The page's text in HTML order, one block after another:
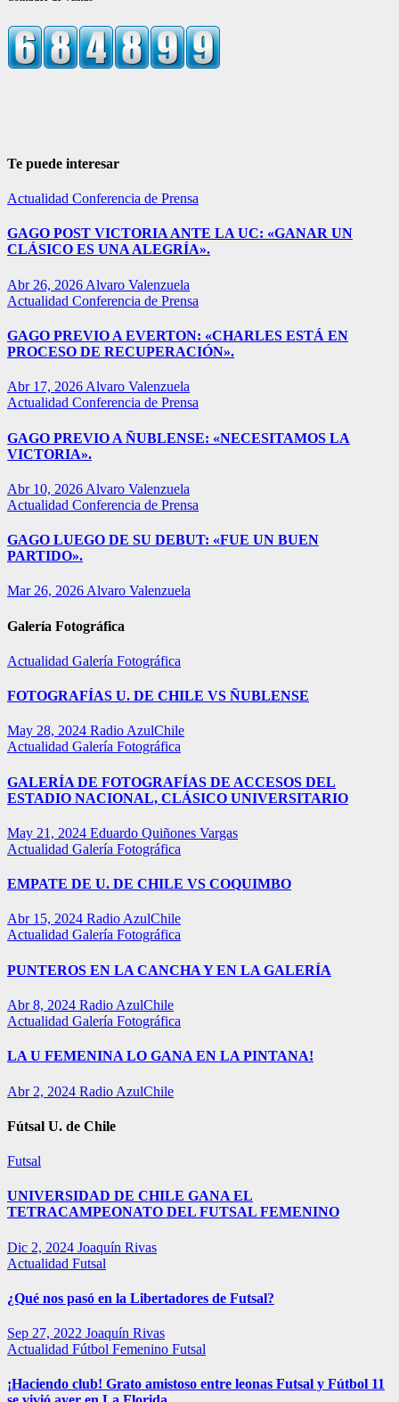
Te puede interesar
Actualidad Conferencia de Prensa
GAGO POST VICTORIA ANTE LA UC: «GANAR UN
CLÁSICO ES UNA ALEGRÍA».
Abr 26, 2026 Alvaro Valenzuela
Actualidad Conferencia de Prensa
GAGO PREVIO A EVERTON: «CHARLES ESTÁ EN
PROCESO DE RECUPERACIÓN».
Abr 17, 2026 Alvaro Valenzuela
Actualidad Conferencia de Prensa
GAGO PREVIO A ÑUBLENSE: «NECESITAMOS LA
VICTORIA».
Abr 10, 2026 Alvaro Valenzuela
Actualidad Conferencia de Prensa
GAGO LUEGO DE SU DEBUT: «FUE UN BUEN
PARTIDO».
Mar 26, 2026 Alvaro Valenzuela
Galería Fotográfica
Actualidad Galería Fotográfica
FOTOGRAFÍAS U. DE CHILE VS ÑUBLENSE
May 28, 2024 Radio AzulChile
Actualidad Galería Fotográfica
GALERÍA DE FOTOGRAFÍAS DE ACCESOS DEL
ESTADIO NACIONAL, CLÁSICO UNIVERSITARIO
May 21, 2024 Eduardo Quiñones Vargas
Actualidad Galería Fotográfica
EMPATE DE U. DE CHILE VS COQUIMBO
Abr 15, 2024 Radio AzulChile
Actualidad Galería Fotográfica
PUNTEROS EN LA CANCHA Y EN LA GALERÍA
Abr 8, 2024 Radio AzulChile
Actualidad Galería Fotográfica
LA U FEMENINA LO GANA EN LA PINTANA!
Abr 2, 2024 Radio AzulChile
Fútsal U. de Chile
Futsal
UNIVERSIDAD DE CHILE GANA EL
TETRACAMPEONATO DEL FUTSAL FEMENINO
Dic 2, 2024 Joaquín Rivas
Actualidad Futsal
¿Qué nos pasó en la Libertadores de Futsal?
Sep 27, 2022 Joaquín Rivas
Actualidad Fútbol Femenino Futsal
¡Haciendo club! Grato amistoso entre leonas Futsal y Fútbol 11